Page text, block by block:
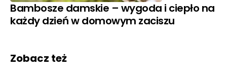
Bambosze damskie – wygoda i ciepło na
każdy dzień w domowym zaciszu
Zobacz też